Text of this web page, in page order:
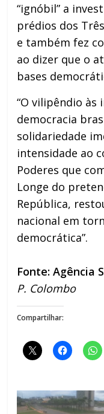
“ignóbil” a
prédios dos
e também fez
ao dizer que o
bases
“O vilipêndio às
democracia
solidariedade
intensidade ao
Poderes que
Longe do
República,
nacional em
democrática”.
Fonte: Agência
P. Colombo
Compartilhar: